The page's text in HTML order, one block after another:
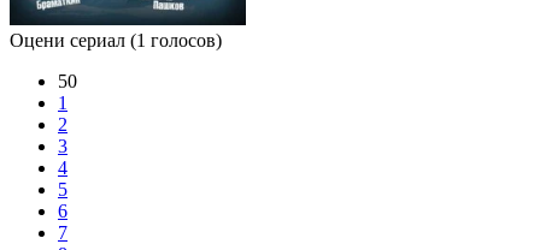
Оцени сериал (1 голосов)
50
1
2
3
4
5
6
7